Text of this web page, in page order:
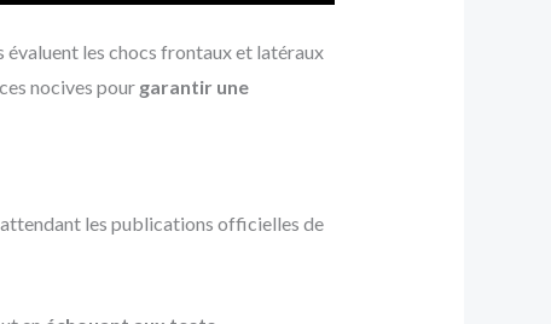
évaluent les chocs frontaux et latéraux
nocives pour garantir une
les publications officielles de